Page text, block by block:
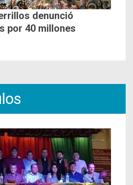
denunció
por 40 millones